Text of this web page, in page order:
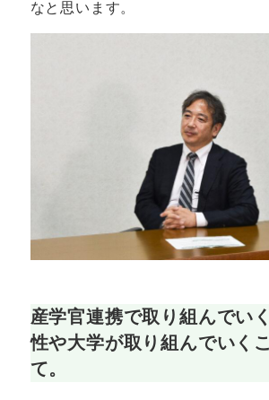
なと思います。
産学官連携で取り組んでい
性や大学が取り組んでいく
て。